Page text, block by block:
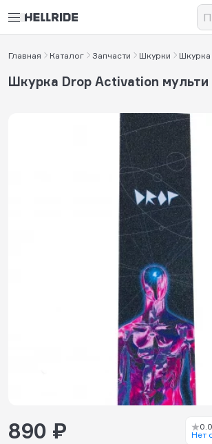
Главная Каталог Запчасти Шкурки
Шкурка Drop Activation мульти
890 ₽
0.0
Нет